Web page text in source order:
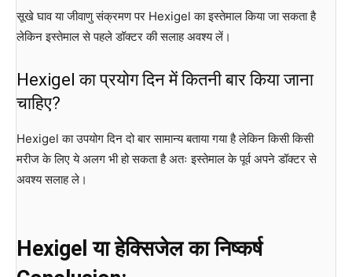
सूखे घाव या जीवाणु संक्रमण पर Hexigel का इस्तेमाल किया जा सकता है
लेकिन इस्तेमाल से पहले डॉक्टर की सलाह अवश्य लें।
Hexigel का प्रयोग दिन में कितनी बार किया जाना
चाहिए?
Hexigel का उपयोग दिन दो बार सामान्य बताया गया है लेकिन किसी किसी
मरीज के लिए ये अलग भी हो सकता है अतः इस्तेमाल के पूर्व अपने डॉक्टर से
अवश्य सलाह ले।
Hexigel या हेक्सिजेल का निष्कर्ष